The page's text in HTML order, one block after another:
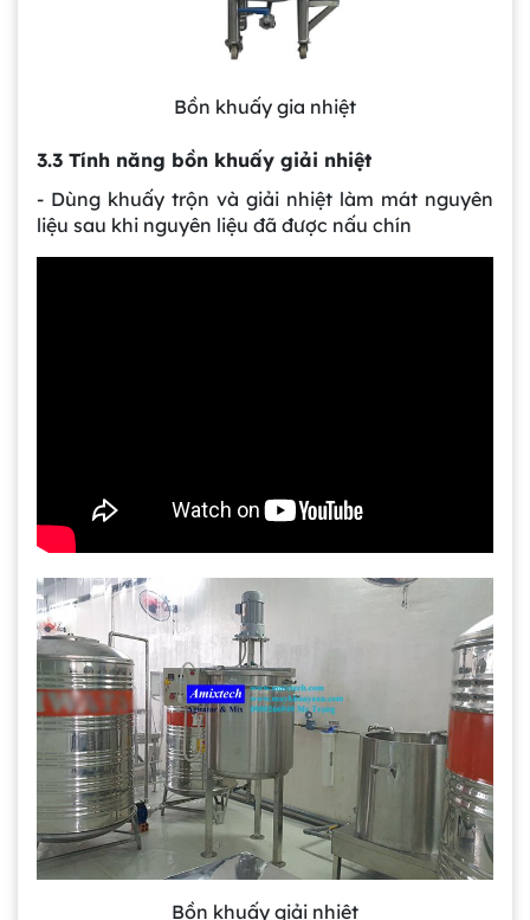
Bồn khuấy gia nhiệt
3.3 Tính năng bồn khuấy giải nhiệt
- Dùng khuấy trộn và giải nhiệt làm mát nguyên
liệu sau khi nguyên liệu đã được nấu chín
Bồn khuấy giải nhiệt